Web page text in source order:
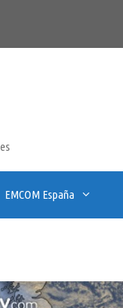
EMCOM España